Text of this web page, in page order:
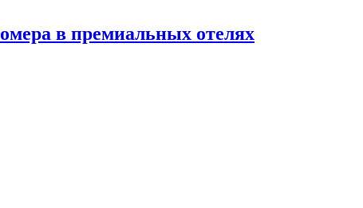
в премиальных отелях